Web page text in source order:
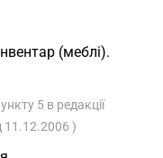
(меблі).
5 в редакції
11.12.2006 )